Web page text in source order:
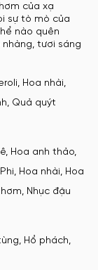
của xạ
sự tò mò của
nào quên
nhàng, tươi sáng
Hoa nhài,
Quả quýt
Hoa anh thảo,
Hoa nhài, Hoa
Nhục đậu
Hổ phách,